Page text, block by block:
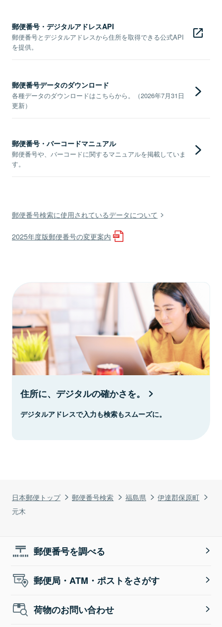
日本郵便トップ 郵便番号検索 福島県
伊達郡保原町
元木
郵便番号・デジタルアドレスAPI
郵便番号とデジタルアドレスから住所を取得できる公式API
を提供。
郵便番号データのダウンロード
各種データのダウンロードはこちらから。（2026年7月31日
更新）
郵便番号・バーコードマニュアル
郵便番号や、バーコードに関するマニュアルを掲載していま
す。
郵便番号検索に使用されているデータについて
2025年度版郵便番号の変更案内
住所に、デジタルの確かさを。
デジタルアドレスで入力も検索もスムーズに。
郵便番号を調べる
郵便局・ATM・ポストをさがす
荷物のお問い合わせ